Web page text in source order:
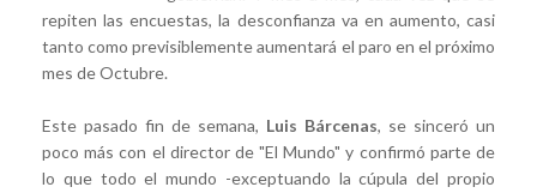
repiten las encuestas, la desconfianza va en aumento, casi
tanto como previsiblemente aumentará el paro en el próximo
mes de Octubre.
Este pasado fin de semana, Luis Bárcenas, se sinceró un
poco más con el director de "El Mundo" y confirmó parte de
lo que todo el mundo -exceptuando la cúpula del propio